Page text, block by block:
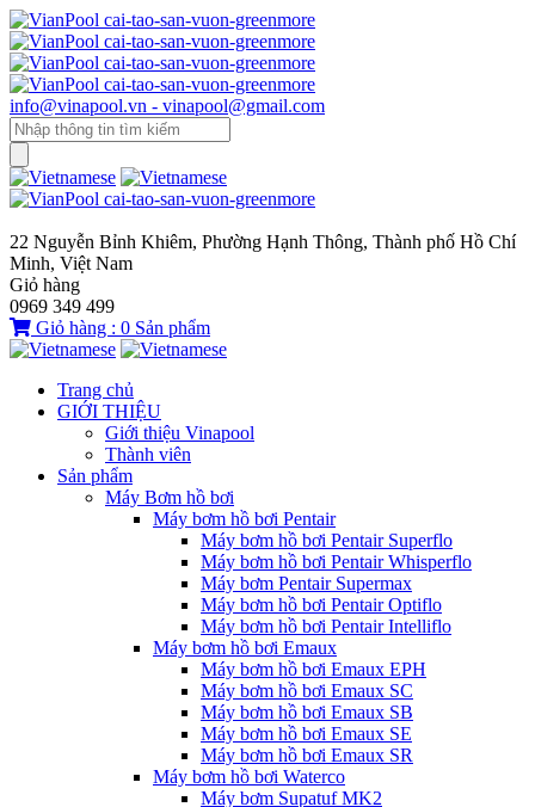
info@vinapool.vn - vinapool@gmail.com
22 Nguyễn Bỉnh Khiêm, Phường Hạnh Thông, Thành phố Hồ Chí
Minh, Việt Nam
Giỏ hàng
0969 349 499
Giỏ hàng : 0 Sản phẩm
Trang chủ
GIỚI THIỆU
Giới thiệu Vinapool
Thành viên
Sản phẩm
Máy Bơm hồ bơi
Máy bơm hồ bơi Pentair
Máy bơm hồ bơi Pentair Superflo
Máy bơm hồ bơi Pentair Whisperflo
Máy bơm Pentair Supermax
Máy bơm hồ bơi Pentair Optiflo
Máy bơm hồ bơi Pentair Intelliflo
Máy bơm hồ bơi Emaux
Máy bơm hồ bơi Emaux EPH
Máy bơm hồ bơi Emaux SC
Máy bơm hồ bơi Emaux SB
Máy bơm hồ bơi Emaux SE
Máy bơm hồ bơi Emaux SR
Máy bơm hồ bơi Waterco
Máy bơm Supatuf MK2